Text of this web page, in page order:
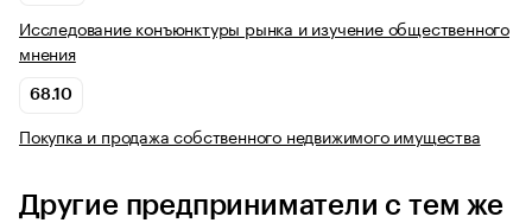
Исследование конъюнктуры рынка и изучение общественного
мнения
68.10
Покупка и продажа собственного недвижимого имущества
Другие предприниматели с тем же